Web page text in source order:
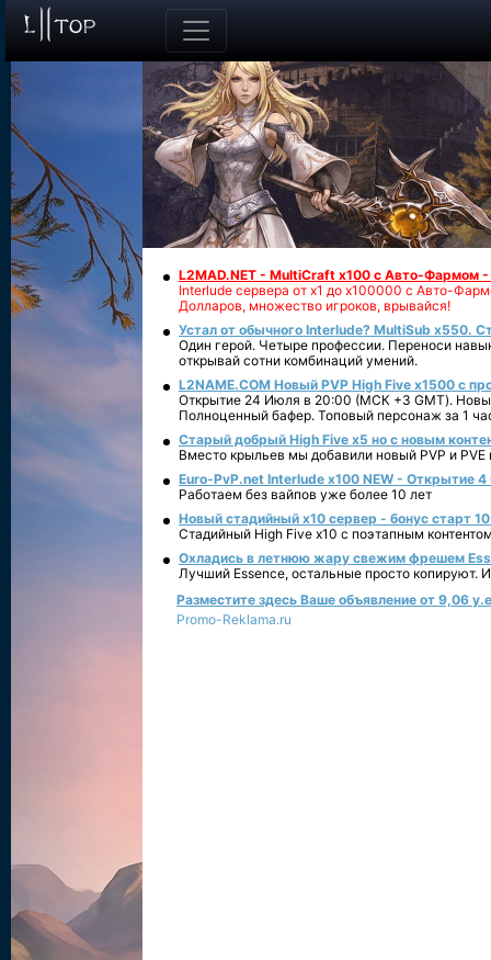
L2MAD.NET - MultiCraft x100 с Авто-Фармом
Interlude сервера от х1 до х100000 с Авто-
Долларов, множество игроков, врывайся!
Устал от обычного Interlude? MultiSub x550.
Один герой. Четыре профессии. Переноси
открывай сотни комбинаций умений.
L2NAME.COM Новый PVP High Five x1500 с
Открытие 24 Июля в 20:00 (МСК +3 GMT).
Полноценный бафер. Топовый персонаж за 1
Старый добрый High Five x5 но с новым
Вместо крыльев мы добавили новый PVP и PVE
Euro-PvP.net Interlude х100 NEW - Открытие 4
Работаем без вайпов уже более 10 лет
Новый стадийный х10 сервер - бонус старт
Стадийный High Five x10 с поэтапным
Охладись в летнюю жару свежим фрешем
Лучший Essence, остальные просто копируют.
Разместите здесь Ваше объявление от 9,06
Promo-Reklama.ru